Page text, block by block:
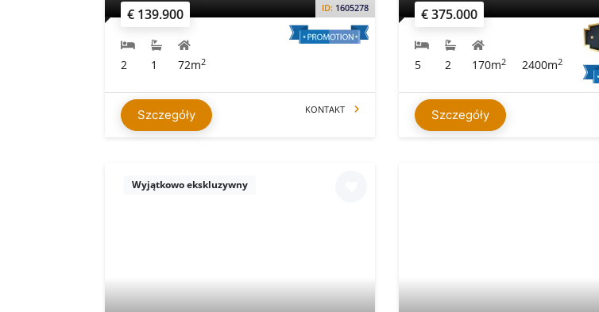
€ 139.900 ID: 1605278
2 1 72m2
Szczegóły KONTAKT
€ 375.000
5 2 170m2 2400m2
Szczegóły
Wyjątkowo ekskluzywny